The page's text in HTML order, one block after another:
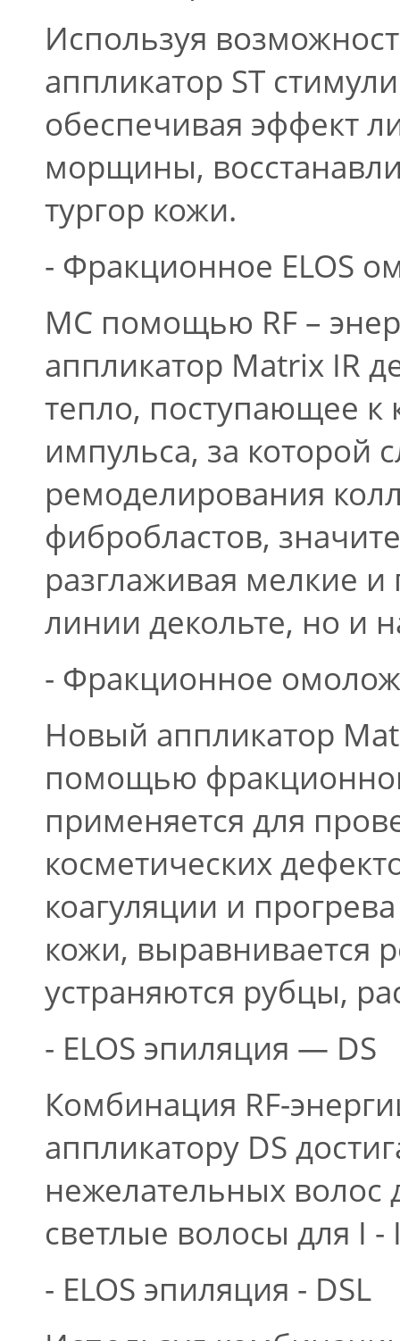
Используя
аппликатор ST
обеспечивая эффект
морщины,
тургор кожи.
- Фракционное ELOS
MС помощью RF –
аппликатор Matrix IR
тепло, поступающее к
импульса, за которой
ремоделирования
фибробластов,
разглаживая мелкие
линии декольте, но и
- Фракционное
Новый аппликатор
помощью
применяется для
косметических
коагуляции и
кожи, выравнивается
устраняются рубцы,
- ELOS эпиляция — DS
Комбинация RF-
аппликатору DS
нежелательных волос
светлые волосы для I
- ELOS эпиляция - DSL